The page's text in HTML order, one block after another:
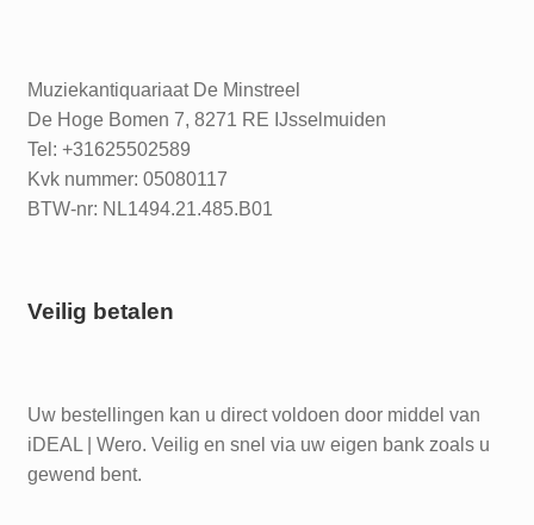
Muziekantiquariaat De Minstreel
De Hoge Bomen 7, 8271 RE IJsselmuiden
Tel: +31625502589
Kvk nummer: 05080117
BTW-nr: NL1494.21.485.B01
Veilig betalen
Uw bestellingen kan u direct voldoen door middel van
iDEAL | Wero. Veilig en snel via uw eigen bank zoals u
gewend bent.